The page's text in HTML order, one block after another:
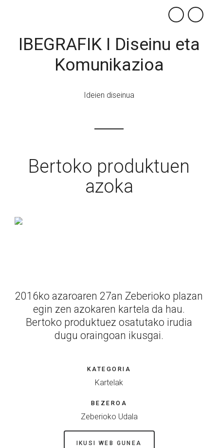
×
IBEGRAFIK I Diseinu eta
Komunikazioa
Ideien diseinua
Bertoko produktuen
azoka
2016ko azaroaren 27an Zeberioko plazan
egin zen azokaren kartela da hau.
Bertoko produktuez osatutako irudia
dugu oraingoan ikusgai.
KATEGORIA
Kartelak
BEZEROA
Zeberioko Udala
IKUSI WEB GUNEA